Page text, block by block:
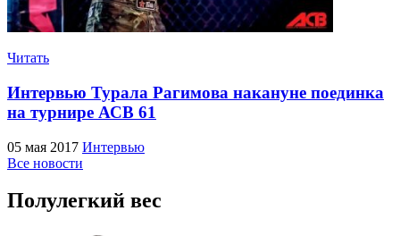
Читать
Интервью Турала Рагимова накануне поединка
на турнире АСВ 61
05 мая 2017 Интервью
Все новости
Полулегкий вес